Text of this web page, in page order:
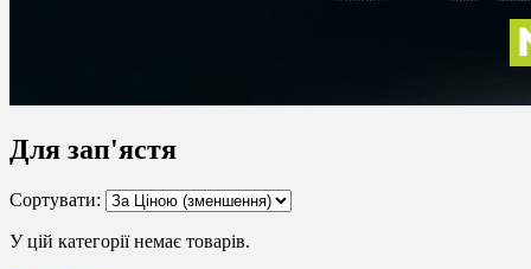
Для зап'ястя
Сортувати:
У цій категорії немає товарів.